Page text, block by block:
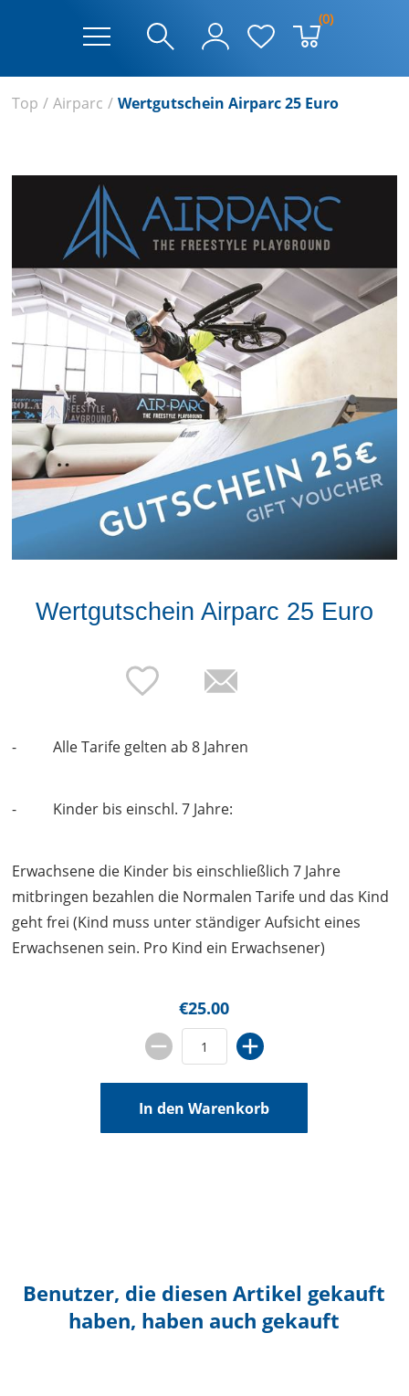
(0)
Top / Airparc / Wertgutschein Airparc 25 Euro
Wertgutschein Airparc 25 Euro
- Alle Tarife gelten ab 8 Jahren
- Kinder bis einschl. 7 Jahre:
Erwachsene die Kinder bis einschließlich 7 Jahre
mitbringen bezahlen die Normalen Tarife und das Kind
geht frei (Kind muss unter ständiger Aufsicht eines
Erwachsenen sein. Pro Kind ein Erwachsener)
€25.00
In den Warenkorb
Benutzer, die diesen Artikel gekauft
haben, haben auch gekauft